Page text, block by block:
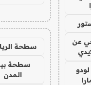
عن
سطحة
سطحة
المدن